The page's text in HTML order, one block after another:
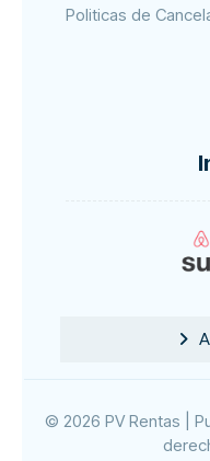
Politicas de
© 2026 PV Rentas |